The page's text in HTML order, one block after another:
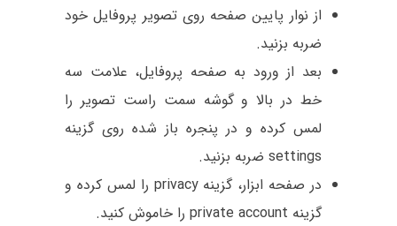
از نوار پایین صفحه روی تصویر پروفایل خود
ضربه بزنید.
بعد از ورود به صفحه پروفایل، علامت سه
خط در بالا و گوشه سمت راست تصویر را
لمس کرده و در پنجره باز شده روی گزینه
settings ضربه بزنید.
در صفحه ابزار، گزینه privacy را لمس کرده و
گزینه private account را خاموش کنید.